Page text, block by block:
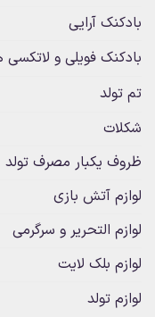
فویلی و لاتکسی هلیومی
مصرف تولد
بازی
و سرگرمی
لایت